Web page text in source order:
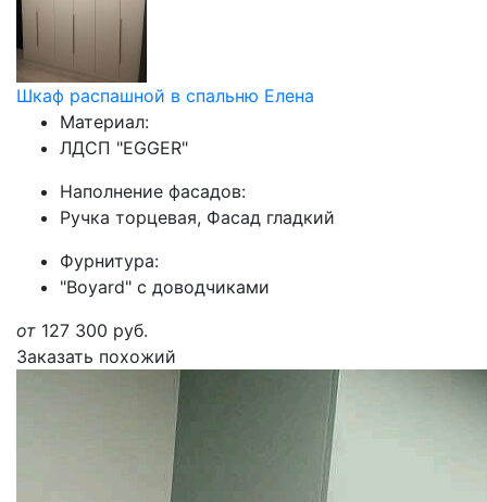
Шкаф распашной в спальню Елена
Материал:
ЛДСП "EGGER"
Наполнение фасадов:
Ручка торцевая, Фасад гладкий
Фурнитура:
"Boyard" с доводчиками
от 127 300 руб.
Заказать похожий